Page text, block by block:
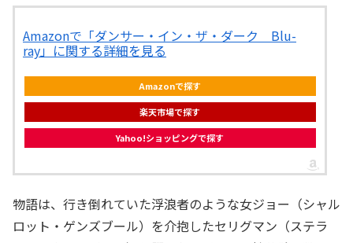
Amazonで「ダンサー・イン・ザ・ダーク Blu-
ray」に関する詳細を見る
Amazonで探す
楽天市場で探す
Yahoo!ショッピングで探す
物語は、行き倒れていた浮浪者のような女ジョー（シャル
ロット・ゲンズブール）を介抱したセリグマン（ステラ